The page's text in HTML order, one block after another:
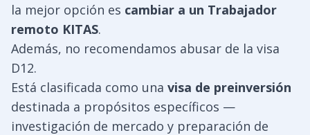
la mejor opción es cambiar a un Trabajador
remoto KITAS.
Además, no recomendamos abusar de la visa
D12.
Está clasificada como una visa de preinversión
destinada a propósitos específicos —
investigación de mercado y preparación de